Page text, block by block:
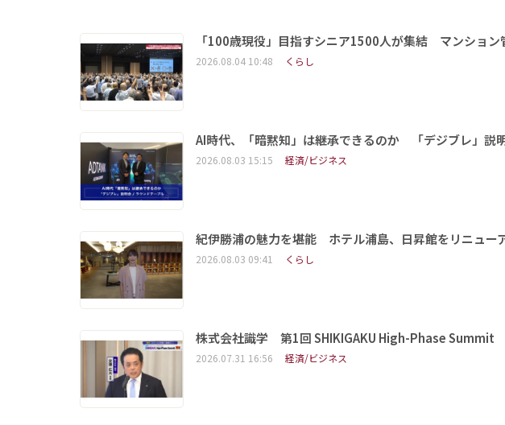
「100歳現役」目指すシニア1500人が集結 マンショ
2026.08.04 10:48 くらし
AI時代、「暗黙知」は継承できるのか 「デジブレ」説
2026.08.03 15:15 経済/ビジネス
紀伊勝浦の魅力を堪能 ホテル浦島、日昇館をリニュー
2026.08.03 09:41 くらし
株式会社識学 第1回 SHIKIGAKU High-Phase Summit
2026.07.31 16:56 経済/ビジネス